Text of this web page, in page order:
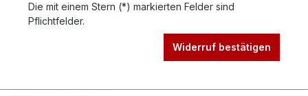
Die mit einem Stern (*) markierten Felder sind
Pflichtfelder.
Widerruf bestätigen